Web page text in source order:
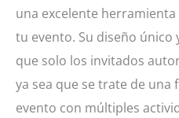
una excelente
tu evento. Su diseño único
que solo los invitados
ya sea que se trate de una
evento con múltiples